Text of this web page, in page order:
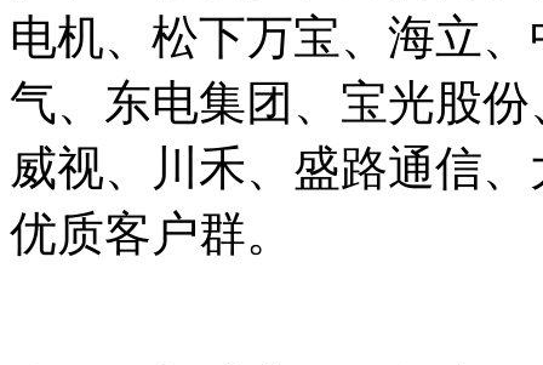
电机、松下万宝、海立
气、东电集团、宝光股
威视、川禾、盛路通信
优质客户群。